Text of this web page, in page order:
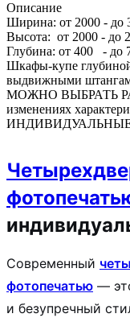
Описание
Ширина: от 2000 - до
Высота: от 2000 - до
Глубина: от 400 - до
Шкафы-купе
выдвижными
МОЖНО ВЫБРАТЬ
изменениях
Современный
фотопечатью —
и безупречный